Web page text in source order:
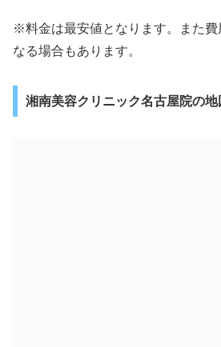
※料金は最安値となります。また費
なる場合もあります。
湘南美容クリニック名古屋院の地